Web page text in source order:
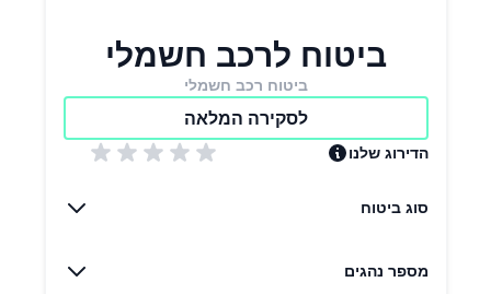
ביטוח לרכב חשמלי
ביטוח רכב חשמלי
לסקירה המלאה
הדירוג שלנו
סוג ביטוח
מספר נהגים